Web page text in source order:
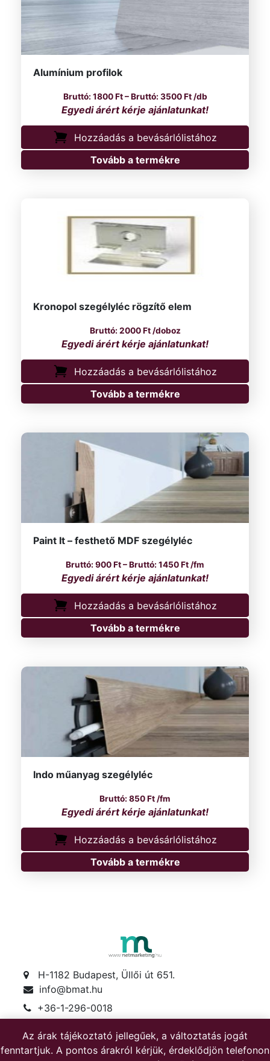
Az árak tájékoztató jellegűek, a változtatás jogát
fenntartjuk. A pontos árakról kérjük, érdeklődjön telefonon
Alumínium profilok
1800Ft – 3500FtÁrtartomány: 1800
/db
Hozzáadás a bevásárlólistához
Tovább a termékre
Kronopol szegélyléc rögzítő elem
2000Ft/doboz
Hozzáadás a bevásárlólistához
Tovább a termékre
Paint It – festhető MDF szegélyléc
900Ft– 1450FtÁrtartomány: 900
/fm
Hozzáadás a bevásárlólistához
Tovább a termékre
Indo műanyag szegélyléc
850Ft /fm
Hozzáadás a bevásárlólistához
Tovább a termékre
H-1182 Budapest, Üllői út 651.
info@bmat.hu
+36-1-296-0018
+36-30-622-1719
Hétfő-péntek: 8-17
Szombat: 8-12